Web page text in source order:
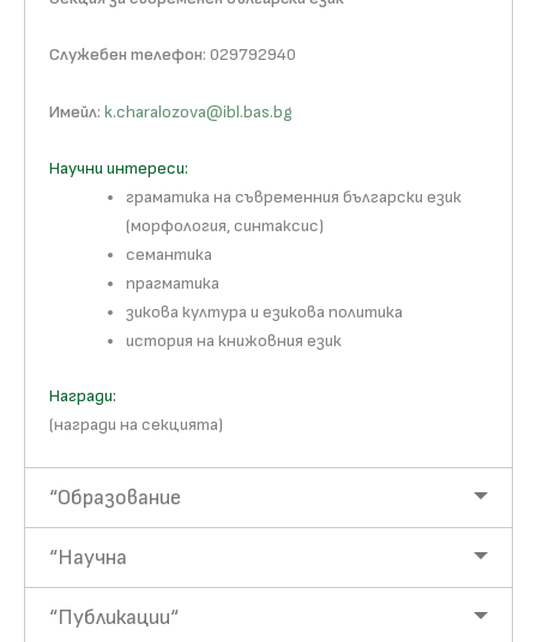
Служебен телефон: 029792940
Имейл: k.charalozova@ibl.bas.bg
Научни интереси:
граматика на съвременния български език
(морфология, синтаксис)
семантика
прагматика
зикова култура и езикова политика
история на книжовния език
Награди:
(награди на секцията)
“Образование
“Научна
“Публикации“